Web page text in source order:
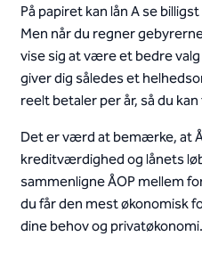
På papiret kan lån A se
Men når du regner
vise sig at være et bedre
giver dig således et
reelt betaler per år, så du
Det er værd at bemærke, at
kreditværdighed og lånets
sammenligne ÅOP mellem
du får den mest økonomisk
dine behov og privatøkonomi.